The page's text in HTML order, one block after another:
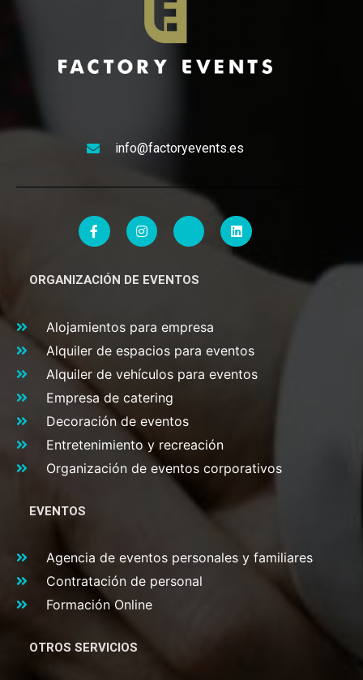
info@factoryevents.es
ORGANIZACIÓN DE EVENTOS
Alojamientos para empresa
Alquiler de espacios para eventos
Alquiler de vehículos para eventos
Empresa de catering
Decoración de eventos
Entretenimiento y recreación
Organización de eventos corporativos
EVENTOS
Agencia de eventos personales y familiares
Contratación de personal
Formación Online
OTROS SERVICIOS